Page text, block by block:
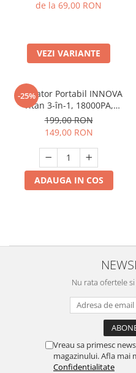
de la 69,00 RON
VEZI VARIANTE
-25%
Aspirator Portabil INNOVA
Titan 3-în-1, 18000PA,
Reîncărcabil, Suflare &
Absorbție, Ideal Casă, Mașină,
Birou
199,00 RON
149,00 RON
ADAUGA IN COS
Nu rata ofertele
Vreau sa primesc
magazinului. Afla mai
Confidentialitate